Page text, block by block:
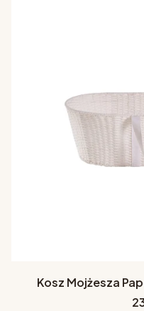
Kosz Mojżesza